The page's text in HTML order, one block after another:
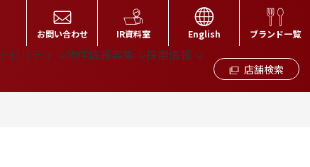
お問い合わせ IR資料室 English ブランド一覧
ビリティ 物件情報募集 採用情報
店舗検索